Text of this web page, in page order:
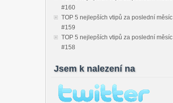
#160
TOP 5 nejlepších vtipů za poslední měsíc
#159
TOP 5 nejlepších vtipů za poslední měsíc
#158
Jsem k nalezení na